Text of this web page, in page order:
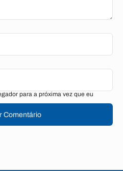
para a próxima vez que eu
Comentário